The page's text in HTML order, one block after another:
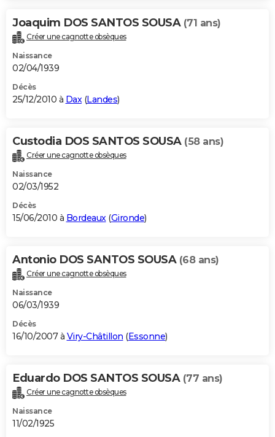
Joaquim DOS SANTOS SOUSA (71 ans)
Créer une cagnotte obsèques
Naissance
02/04/1939
Décès
25/12/2010 à Dax(Landes)
Custodia DOS SANTOS SOUSA (58 ans)
Créer une cagnotte obsèques
Naissance
02/03/1952
Décès
15/06/2010 à Bordeaux(Gironde)
Antonio DOS SANTOS SOUSA (68 ans)
Créer une cagnotte obsèques
Naissance
06/03/1939
Décès
16/10/2007 à Viry-Châtillon (Essonne)
Eduardo DOS SANTOS SOUSA (77 ans)
Créer une cagnotte obsèques
Naissance
11/02/1925